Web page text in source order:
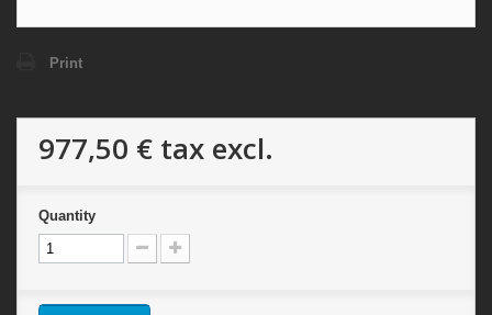
Print
977,50 € tax excl.
Quantity